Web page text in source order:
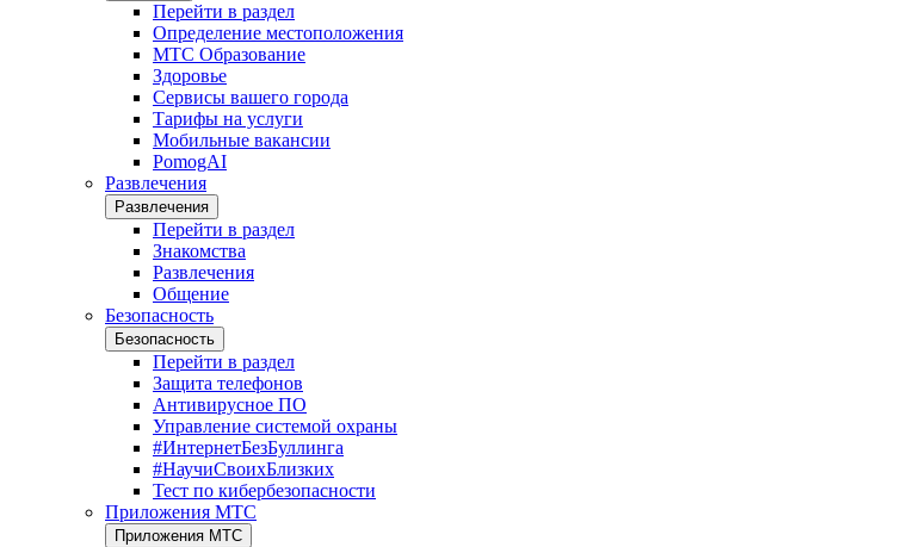
Перейти в раздел
Определение местоположения
МТС Образование
Здоровье
Сервисы вашего города
Тарифы на услуги
Мобильные вакансии
PomogAI
Развлечения
Развлечения
Перейти в раздел
Знакомства
Развлечения
Общение
Безопасность
Безопасность
Перейти в раздел
Защита телефонов
Антивирусное ПО
Управление системой охраны
#ИнтернетБезБуллинга
#НаучиСвоихБлизких
Тест по кибербезопасности
Приложения МТС
Приложения МТС